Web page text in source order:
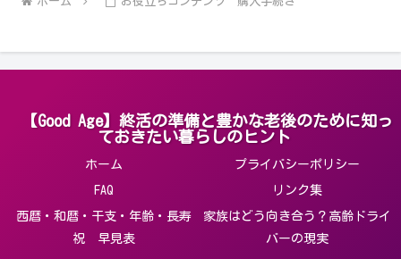
【Good Age】終活の準備と豊かな老後のために知っ
ておきたい暮らしのヒント
ホーム プライバシーポリシー
FAQ リンク集
西暦・和暦・干支・年齢・長寿
祝 早見表
家族はどう向き合う？高齢ドライ
バーの現実